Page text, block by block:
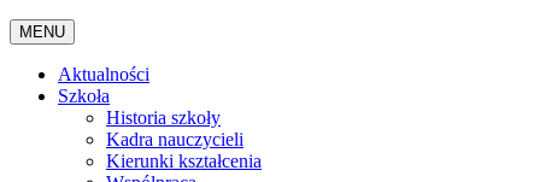
MENU
Aktualności
Szkoła
Historia szkoły
Kadra nauczycieli
Kierunki kształcenia